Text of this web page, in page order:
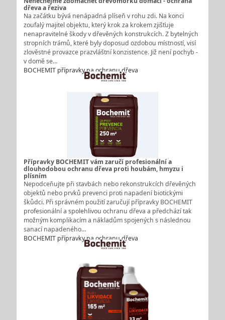
dřeva a řeziva
Na začátku bývá nenápadná plíseň v rohu zdi. Na konci
zoufalý majitel objektu, který krok za krokem zjišťuje
nenapravitelné škody v dřevěných konstrukcích. Z bytelných
stropních trámů, které byly doposud ozdobou místností, visí
zlověstné provazce prazvláštní konzistence. Již není pochyb -
v domě se…
BOCHEMIT přípravky na ochranu dřeva
Přípravky BOCHEMIT vám zaručí profesionální a
dlouhodobou ochranu dřeva proti houbám, hmyzu i
plísním
Nepodceňujte při stavbách nebo rekonstrukcích dřevěných
objektů nebo prvků prevenci proti napadení biotickými
škůdci. Při správném použití zaručují přípravky BOCHEMIT
profesionální a spolehlivou ochranu dřeva a předchází tak
možným komplikacím a nákladům spojených s následnou
sanací napadeného…
BOCHEMIT přípravky na ochranu dřeva